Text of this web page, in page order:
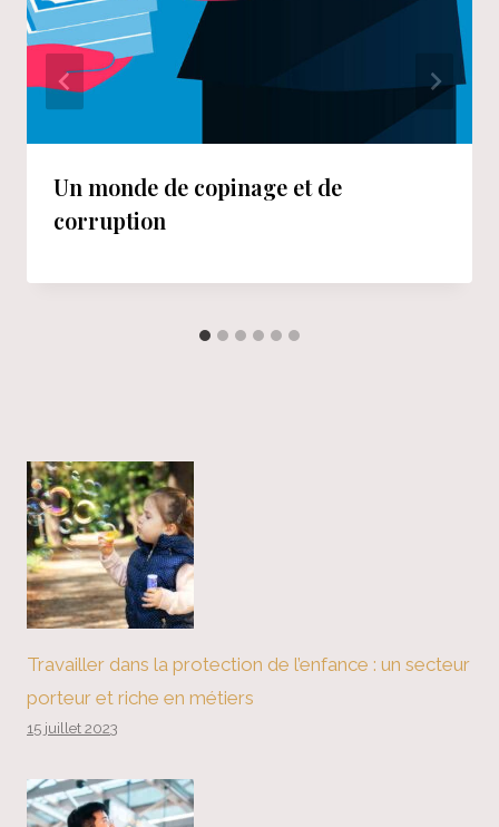
Un monde de copinage et de
corruption
Travailler dans la protection de l’enfance : un secteur
porteur et riche en métiers
15 juillet 2023